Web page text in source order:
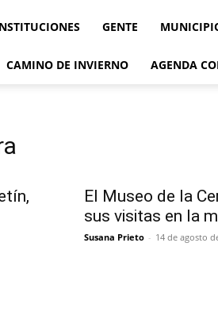
GENTE
CAMINO DE INVIERNO AGENDA
El Museo de la
sus visitas en la
Susana Prieto - 14 de agosto